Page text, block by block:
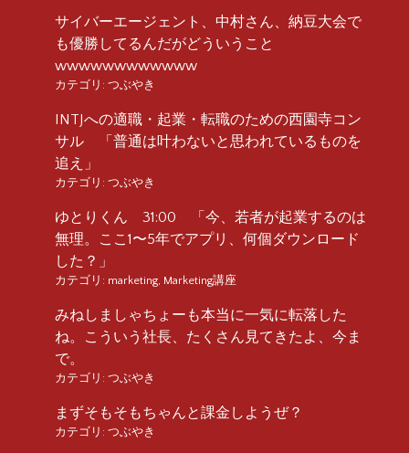
サイバーエージェント、中村さん、納豆大会で
も優勝してるんだがどういうこと
wwwwwwwwwwww
カテゴリ: つぶやき
INTJへの適職・起業・転職のための西園寺コン
サル 「普通は叶わないと思われているものを
追え」
カテゴリ: つぶやき
ゆとりくん 31:00 「今、若者が起業するのは
無理。ここ1〜5年でアプリ、何個ダウンロード
した？」
カテゴリ: marketing, Marketing講座
みねしましゃちょーも本当に一気に転落した
ね。こういう社長、たくさん見てきたよ、今ま
で。
カテゴリ: つぶやき
まずそもそもちゃんと課金しようぜ？
カテゴリ: つぶやき